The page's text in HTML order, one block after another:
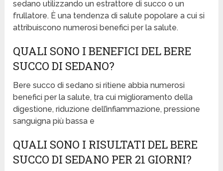
sedano utilizzando un estrattore di succo o un
frullatore. È una tendenza di salute popolare a cui si
attribuiscono numerosi benefici per la salute.
QUALI SONO I BENEFICI DEL BERE
SUCCO DI SEDANO?
Bere succo di sedano si ritiene abbia numerosi
benefici per la salute, tra cui miglioramento della
digestione, riduzione dell’infiammazione, pressione
sanguigna più bassa e
QUALI SONO I RISULTATI DEL BERE
SUCCO DI SEDANO PER 21 GIORNI?